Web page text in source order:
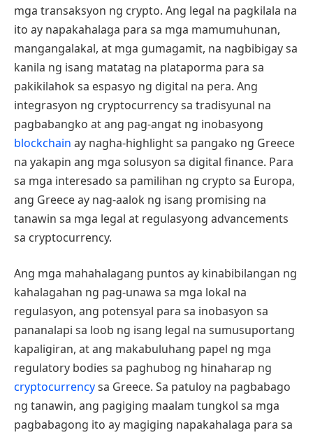
mga transaksyon ng crypto. Ang legal na pagkilala na
ito ay napakahalaga para sa mga mamumuhunan,
mangangalakal, at mga gumagamit, na nagbibigay sa
kanila ng isang matatag na plataporma para sa
pakikilahok sa espasyo ng digital na pera. Ang
integrasyon ng cryptocurrency sa tradisyunal na
pagbabangko at ang pag-angat ng inobasyong
blockchain ay nagha-highlight sa pangako ng Greece
na yakapin ang mga solusyon sa digital finance. Para
sa mga interesado sa pamilihan ng crypto sa Europa,
ang Greece ay nag-aalok ng isang promising na
tanawin sa mga legal at regulasyong advancements
sa cryptocurrency.
Ang mga mahahalagang puntos ay kinabibilangan ng
kahalagahan ng pag-unawa sa mga lokal na
regulasyon, ang potensyal para sa inobasyon sa
pananalapi sa loob ng isang legal na sumusuportang
kapaligiran, at ang makabuluhang papel ng mga
regulatory bodies sa paghubog ng hinaharap ng
cryptocurrencysa Greece. Sa patuloy na pagbabago
ng tanawin, ang pagiging maalam tungkol sa mga
pagbabagong ito ay magiging napakahalaga para sa